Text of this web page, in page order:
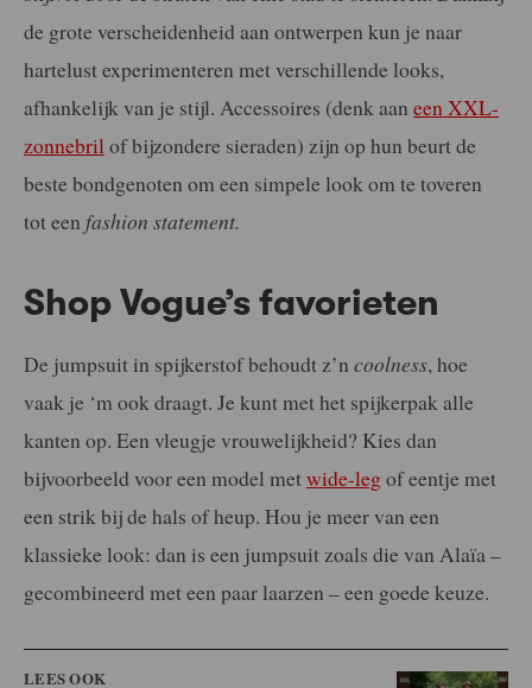
de grote verscheidenheid aan ontwerpen kun je naar
hartelust experimenteren met verschillende looks,
afhankelijk van je stijl. Accessoires (denk aan een XXL-
zonnebril of bijzondere sieraden) zijn op hun beurt de
beste bondgenoten om een ​​simpele look om te toveren
tot een fashion statement.
Shop Vogue’s favorieten
De jumpsuit in spijkerstof behoudt z’n coolness, hoe
vaak je ‘m ook draagt. Je kunt met het spijkerpak alle
kanten op. Een vleugje vrouwelijkheid? Kies dan
bijvoorbeeld voor een model metwide-legof eentje met
een strik bij de hals of heup. Hou je meer van een
klassieke look: dan is een jumpsuit zoals die van Alaïa –
gecombineerd met een paar laarzen – een goede keuze.
LEES OOK